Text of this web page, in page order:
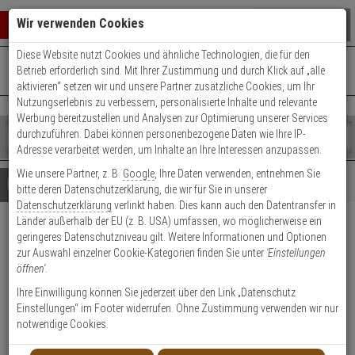
Warenkorb schließen
0 ARTIKEL IM WARENKORB
Ihr Warenkorb ist momentan leer.
Ergebnisse ()
Fertig
Shop
durchsuchen
Bitte
geben
Sie
mindestens
Zeichen
ein,
um
Suche
Es
wurde
noch
Kategorien
Suche
gestartet
+49 (0)821 899 493-0Mo. - Do.: 8:00 - 16:30 | Fr.: 8:00 - 14:00 Uhr
Kontaktservice nutzen
Details Beratung
ABUS Secoris FUBW60100
Bewegungsmelder PIR B-Ware
Produktmerkmale B-Ware
Wir verwenden Cookies
Diese Website nutzt Cookies und ähnliche Technologien, die für den
Betrieb erforderlich sind. Mit Ihrer Zustimmung und durch Klick auf „alle
aktivieren“ setzen wir und unsere Partner zusätzliche Cookies, um Ihr
Nutzungserlebnis zu verbessern, personalisierte Inhalte und relevante
Werbung bereitzustellen und Analysen zur Optimierung unserer Services
durchzuführen. Dabei können personenbezogene Daten wie Ihre IP-
Adresse verarbeitet werden, um Inhalte an Ihre Interessen anzupassen.
Wie unsere Partner, z. B. Google , Ihre Daten verwenden, entnehmen Sie
bitte deren Datenschutzerklärung, die wir für Sie in unserer
Datenschutzerklärung verlinkt haben. Dies kann auch den Datentransfer in
Länder außerhalb der EU (z. B. USA) umfassen, wo möglicherweise ein
geringeres Datenschutzniveau gilt. Weitere Informationen und Optionen
zur Auswahl einzelner Cookie-Kategorien finden Sie unter 'Einstellungen
öffnen'.
Ihre Einwilligung können Sie jederzeit über den Link „Datenschutz
Einstellungen“ im Footer widerrufen. Ohne Zustimmung verwenden wir nur
notwendige Cookies.